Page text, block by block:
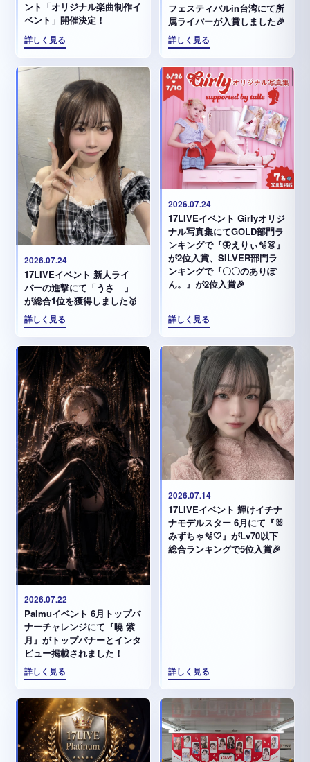
ント「オリジナル楽曲制作イ
ベント」開催決定！
詳しく見る
フェスティバルin台湾にて所
属ライバーが入賞しました🎉
詳しく見る
2026.07.24
17LIVEイベント 新人ライ
バーの進撃にて「うさ__」
が総合1位を獲得しました🥇
詳しく見る
2026.07.24
17LIVEイベント Girlyオリジ
ナル写真集にてGOLD部門ラ
ンキングで『🦋えりぃ🫧👗』
が2位入賞、SILVER部門ラ
ンキングで『〇〇のありぽ
ん。』が2位入賞🎉
詳しく見る
2026.07.22
Palmuイベント 6月トップバ
ナーチャレンジにて『暁 紫
月』がトップバナーとインタ
ビュー掲載されました！
詳しく見る
2026.07.14
17LIVEイベント 輝けイチナ
ナモデルスター 6月にて『🐰
みずちゃ️🫧🤍』がLv70以下
総合ランキングで5位入賞🎉
詳しく見る